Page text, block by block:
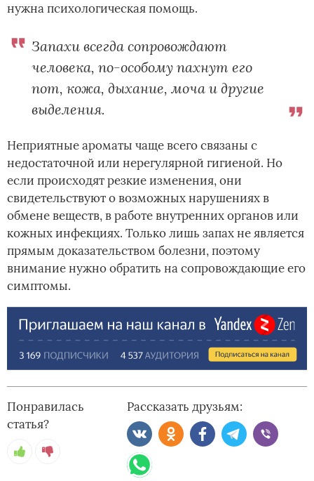
нужна психологическая помощь.
Запахи всегда сопровождают
человека, по-особому пахнут его
пот, кожа, дыхание, моча и другие
выделения.
Неприятные ароматы чаще всего связаны с
недостаточной или нерегулярной гигиеной. Но
если происходят резкие изменения, они
свидетельствуют о возможных нарушениях в
обмене веществ, в работе внутренних органов или
кожных инфекциях. Только лишь запах не является
прямым доказательством болезни, поэтому
внимание нужно обратить на сопровождающие его
симптомы.
Понравилась
статья?
Рассказать друзьям: